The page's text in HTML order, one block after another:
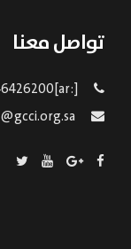
تواصل معنا
[:ar]966146426200+[:en]+966 0146426200[:]